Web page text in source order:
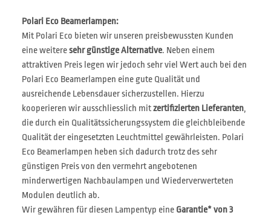
Polari Eco Beamerlampen:
Mit Polari Eco bieten wir unseren preisbewussten Kunden
eine weiteresehr günstige Alternative. Neben einem
attraktiven Preis legen wir jedoch sehr viel Wert auch bei den
Polari Eco Beamerlampen eine gute Qualität und
ausreichende Lebensdauer sicherzustellen. Hierzu
kooperieren wir ausschliesslich mitzertifizierten Lieferanten,
die durch ein Qualitätssicherungssystem die gleichbleibende
Qualität der eingesetzten Leuchtmittel gewährleisten. Polari
Eco Beamerlampen heben sich dadurch trotz des sehr
günstigen Preis von den vermehrt angebotenen
minderwertigen Nachbaulampen und Wiederverwerteten
Modulen deutlich ab.
Wir gewähren für diesen Lampentyp eine Garantie* von 3